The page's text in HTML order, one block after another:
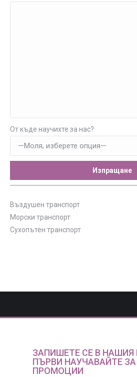
От къде научихте за нас?
Въздушен транспорт
Морски транспорт
Сухопътен транспорт
ЗАПИШЕТЕ СЕ В НАШИЯ
ПЪРВИ НАУЧАВАЙТЕ
ПРОМОЦИИ